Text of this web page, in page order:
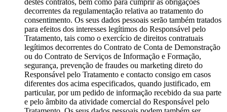
destes contratos, bem como para cumprir as obrigações
decorrentes da regulamentação relativa ao tratamento do
consentimento. Os seus dados pessoais serão também tratados
para efeitos dos interesses legítimos do Responsável pelo
Tratamento, tais como o exercício de direitos contratuais
legítimos decorrentes do Contrato de Conta de Demonstração
ou do Contrato de Serviços de Informação e Formação,
segurança, prevenção de fraudes ou marketing direto do
Responsável pelo Tratamento e contacto consigo em casos
diferentes dos acima especificados, quando justificado, em
particular, por um pedido de informação recebido da sua parte
e pelo âmbito da atividade comercial do Responsável pelo